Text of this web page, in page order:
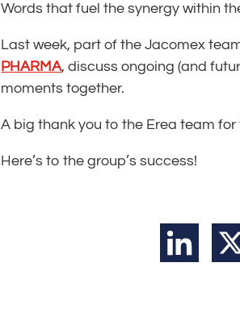
Words that fuel the synergy within
Last week, part of the Jacomex
PHARMA, discuss ongoing (and
moments together.
A big thank you to the Erea team
Here’s to the group’s success!